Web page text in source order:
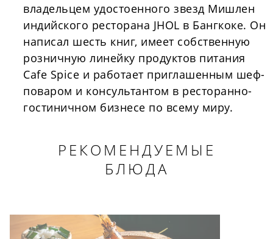
владельцем удостоенного звезд Мишлен
индийского ресторана JHOL в Бангкоке. Он
написал шесть книг, имеет собственную
розничную линейку продуктов питания
Cafe Spice и работает приглашенным шеф-
поваром и консультантом в ресторанно-
гостиничном бизнесе по всему миру.
РЕКОМЕНДУЕМЫЕ
БЛЮДА